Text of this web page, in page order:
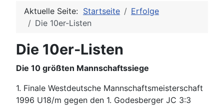
Aktuelle Seite: Startseite
Erfolge
Die 10er-Listen
Die 10er-Listen
Die 10 größten Mannschaftssiege
1. Finale Westdeutsche Mannschaftsmeisterschaft
1996 U18/m gegen den 1. Godesberger JC 3:3